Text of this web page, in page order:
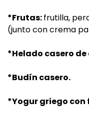
*Frutas:frutilla,
(junto con crema
*Helado casero
*Budín casero.
*Yogur griego con